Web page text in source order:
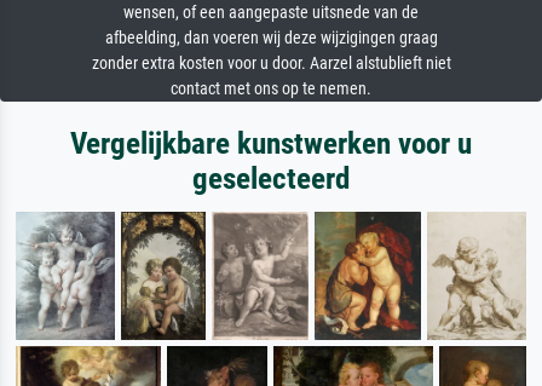
wensen, of een aangepaste uitsnede van de
afbeelding, dan voeren wij deze wijzigingen graag
zonder extra kosten voor u door. Aarzel alstublieft niet
contact met ons op te nemen.
Vergelijkbare kunstwerken voor u
geselecteerd